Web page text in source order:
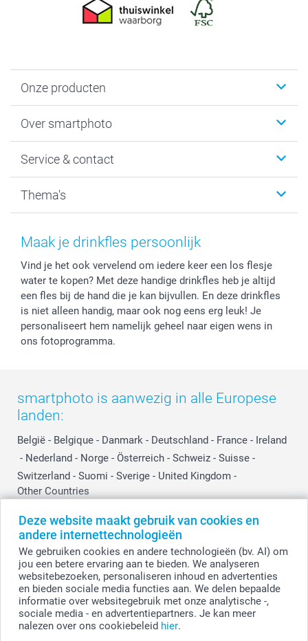
Deze website maakt gebruik van cookies en
andere internettechnologieën
We gebruiken cookies en andere technologieën (bv. AI) om
jou een betere ervaring aan te bieden. We analyseren
websitebezoeken, personaliseren inhoud en advertenties
en bieden sociale media functies aan. We delen bepaalde
informatie over websitegebruik met onze analytische -,
sociale media - en advertentiepartners. Je kan meer
nalezen over ons cookiebeleid hier.
Onze producten
Fotoboeken
Fotocadeaus
Kaarten
Over smartphoto
Vacatures
Bestelproces
Herroepingsrecht
Cookiebeleid
Reviews
Prijslijst
Investor Relations
Service & contact
Tevredenheidsgarantie
Mijn orderstatus
smartbonus
smartfriends
service@smartphoto.nl
Affiliate partnerprogramma
Partnerships
Influencer partnerprogramma
Thema's
Baby
Moederdag
Vaderdag
Huwelijk
Maak je drinkfles persoonlijk
Vind je het ook vervelend om iedere keer een los flesje
water te kopen? Met deze handige drinkfles heb je altijd
een fles bij de hand die je kan bijvullen. En deze drinkfles
is niet alleen handig, maar ook nog eens erg leuk! Je
personaliseert hem namelijk geheel naar eigen wens in
ons fotoprogramma.
smartphoto is aanwezig in alle Europese
landen:
België - Belgique - Danmark - Deutschland - France - Ireland
- Nederland - Norge - Österreich - Schweiz - Suisse -
Switzerland - Suomi - Sverige - United Kingdom -
Other Countries
© smartphoto group. Alle rechten voorbehouden.Disclaimer
Alle prijzen zijn in EURO (€) inclusief BTW en exclusief verzendkosten.